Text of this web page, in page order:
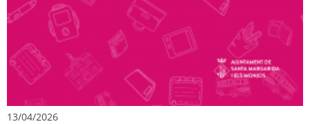
13/04/2026